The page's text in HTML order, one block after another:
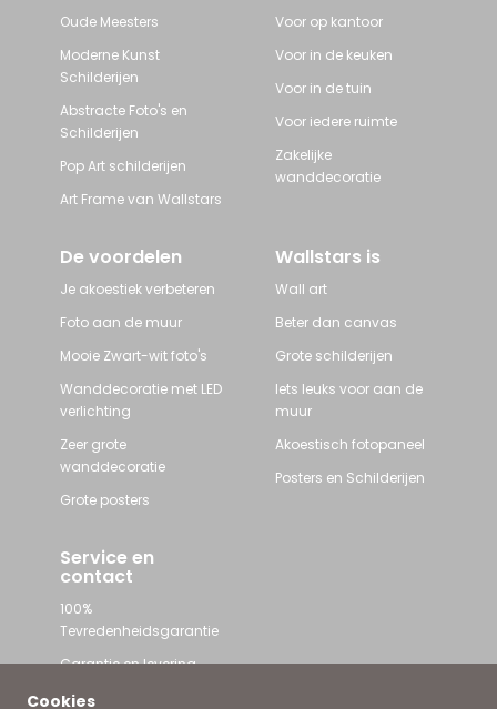
Cookies
Oude Meesters
Moderne Kunst
Schilderijen
Abstracte Foto's en
Schilderijen
Pop Art schilderijen
Art Frame van Wallstars
Voor op kantoor
Voor in de keuken
Voor in de tuin
Voor iedere ruimte
Zakelijke
wanddecoratie
De voordelen
Je akoestiek verbeteren
Foto aan de muur
Mooie Zwart-wit foto's
Wanddecoratie met LED
verlichting
Zeer grote
wanddecoratie
Grote posters
Wallstars is
Wall art
Beter dan canvas
Grote schilderijen
Iets leuks voor aan de
muur
Akoestisch fotopaneel
Posters en Schilderijen
Service en
contact
100%
Tevredenheidsgarantie
Garantie en levering
Contact met Wallstars